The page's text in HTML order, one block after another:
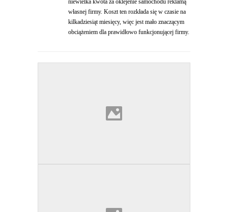
niewielka kwota za oklejenie samochodu reklamą
własnej firmy. Koszt ten rozkłada się w czasie na
kilkadziesiąt miesięcy, więc jest mało znaczącym
obciążeniem dla prawidłowo funkcjonującej firmy.